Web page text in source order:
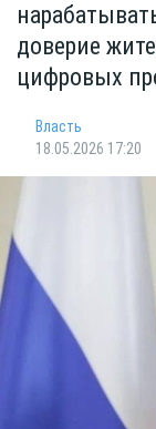
доверие
цифровых
Власть
18.05.2026 17:20